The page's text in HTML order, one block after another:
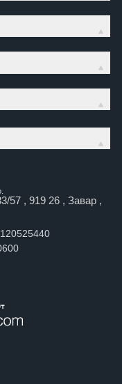
57 , 919 26 , Завар ,